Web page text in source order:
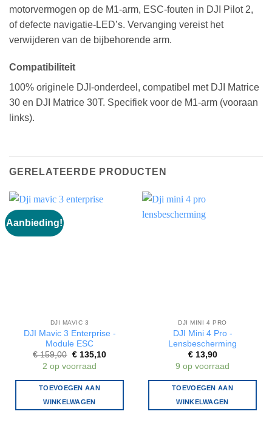
motorvermogen op de M1-arm, ESC-fouten in DJI Pilot 2,
of defecte navigatie-LED’s. Vervanging vereist het
verwijderen van de bijbehorende arm.
Compatibiliteit
100% originele DJI-onderdeel, compatibel met DJI Matrice
30 en DJI Matrice 30T. Specifiek voor de M1-arm (vooraan
links).
GERELATEERDE PRODUCTEN
Aanbieding!
DJI MAVIC 3
DJI Mavic 3 Enterprise -
Module ESC
€159,00 Oorspronkelijke
was:
€ 159,00.
€135,10Huidige
€ 135,10.
2 op voorraad
TOEVOEGEN AAN
WINKELWAGEN
DJI MINI 4 PRO
DJI Mini 4 Pro -
Lensbescherming
€13,90
9 op voorraad
TOEVOEGEN AAN
WINKELWAGEN